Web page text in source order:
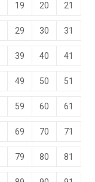
19 20 21
29 30 31
39 40 41
49 50 51
59 60 61
69 70 71
79 80 81